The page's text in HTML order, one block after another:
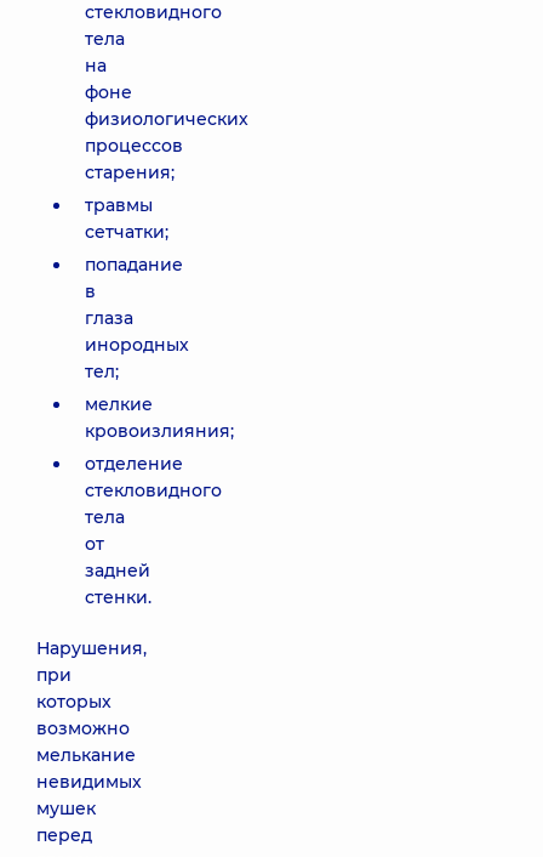
стекловидного
тела
на
фоне
физиологических
процессов
старения;
травмы
сетчатки;
попадание
в
глаза
инородных
тел;
мелкие
кровоизлияния;
отделение
стекловидного
тела
от
задней
стенки.
Нарушения,
при
которых
возможно
мелькание
невидимых
мушек
перед